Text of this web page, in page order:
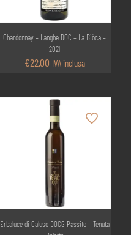
Chardonnay – Langhe DOC – La Biòca –
2021
€22,00 IVA inclusa
Erbaluce di Caluso DOCG Passito – Tenuta